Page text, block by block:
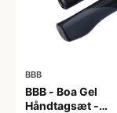
BBB
BBB - Boa Gel
Håndtagsæt -